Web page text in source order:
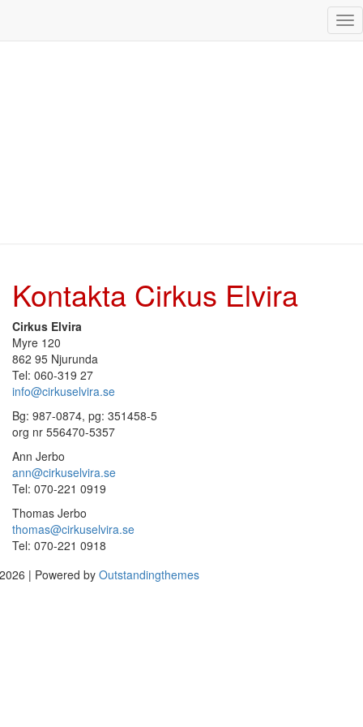
Kontakta
Cirkus
Elvira
Kontakta Cirkus Elvira
Cirkus Elvira
Myre 120
862 95 Njurunda
Tel: 060-319 27
info@cirkuselvira.se
Bg: 987-0874, pg: 351458-5
org nr 556470-5357
Ann Jerbo
ann@cirkuselvira.se
Tel: 070-221 0919
Thomas Jerbo
thomas@cirkuselvira.se
Tel: 070-221 0918
| Powered by Outstandingthemes